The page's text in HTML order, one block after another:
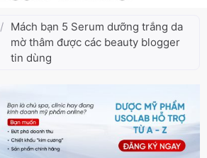
/ Mách bạn 5 Serum dưỡng trắng da
mờ thâm được các beauty blogger
tin dùng